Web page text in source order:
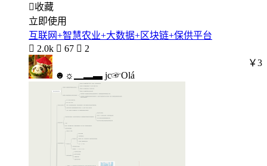
收藏
立即使用
互联网+智慧农业+大数据+区块链+保供平台
 2.0k  67  2
☻☼▁▂▃ jc☞Olá
￥3